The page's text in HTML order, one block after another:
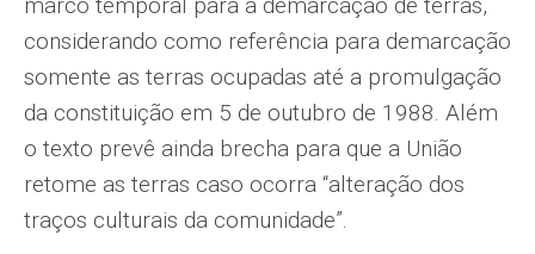
considerando como referência para demarcação
somente as terras ocupadas até a promulgação
da constituição em 5 de outubro de 1988. Além
o texto prevê ainda brecha para que a União
retome as terras caso ocorra “alteração dos
traços culturais da comunidade”.